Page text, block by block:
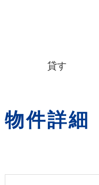
貸す
物件詳細